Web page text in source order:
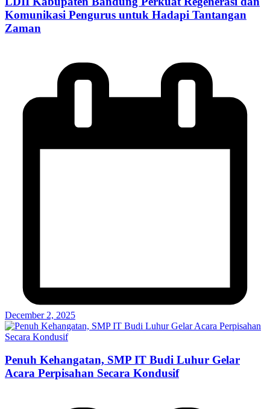
Komunikasi Pengurus untuk Hadapi Tantangan
Zaman
December 2, 2025
Penuh Kehangatan, SMP IT Budi Luhur Gelar
Acara Perpisahan Secara Kondusif